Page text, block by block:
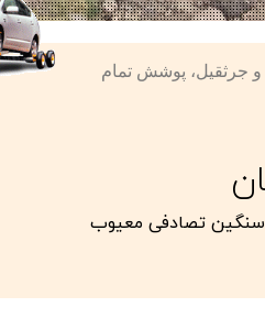
یدک کش و جرثقیل، پوشش تمام
سنگین تصادفی معیوب